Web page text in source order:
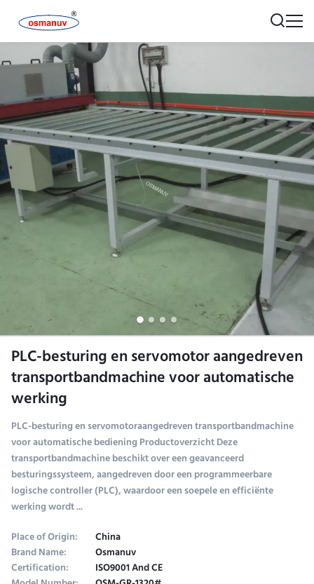
PLC-besturing en servomotor aangedreven
transportbandmachine voor automatische
werking
PLC-besturing en servomotoraangedreven transportbandmachine
voor automatische bediening Productoverzicht Deze
transportbandmachine beschikt over een geavanceerd
besturingssysteem, aangedreven door een programmeerbare
logische controller (PLC), waardoor een soepele en efficiënte
werking wordt ...
Place of Origin:
China
Brand Name: Osmanuv
Certification: ISO9001 And CE